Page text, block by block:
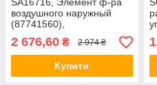
SA16716, Элемент ф-ра
воздушного наружный
(87741560),
MX310/T8040-50
2 676,60 ₴ 2 974 ₴
Купити